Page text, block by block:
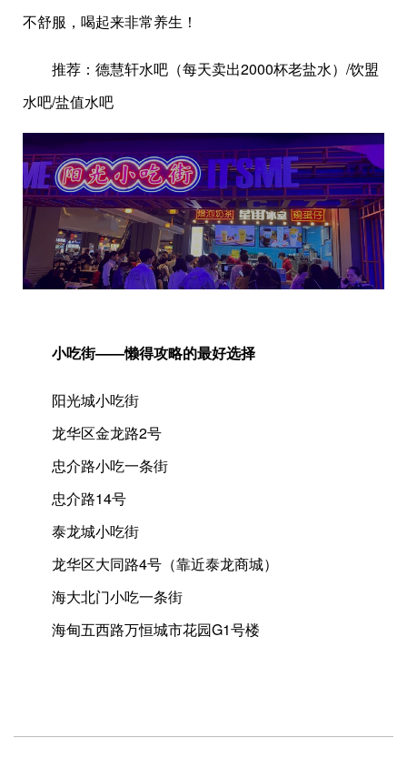
不舒服，喝起来非常养生！
推荐：德慧轩水吧（每天卖出2000杯老盐水）/饮盟
水吧/盐值水吧
小吃街——懒得攻略的最好选择
阳光城小吃街
龙华区金龙路2号
忠介路小吃一条街
忠介路14号
泰龙城小吃街
龙华区大同路4号（靠近泰龙商城）
海大北门小吃一条街
海甸五西路万恒城市花园G1号楼